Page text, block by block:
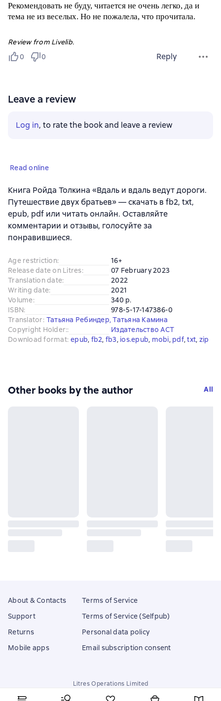
Рекомендовать не буду, читается не очень легко, да и
тема не из веселых. Но не пожалела, что прочитала.
Review from Livelib.
0
0 Reply
Leave a review
Log in, to rate the book and leave a review
Read online
Книга Ройда Толкина «Вдаль и вдаль ведут дороги.
Путешествие двух братьев» — скачать в fb2, txt,
epub, pdf или читать онлайн. Оставляйте
комментарии и отзывы, голосуйте за
понравившиеся.
Age restriction:
16+
Release date on Litres:
07 February 2023
Translation date:
2022
Writing date:
2021
Volume:
340 p.
ISBN:
978-5-17-147386-0
Translator: Татьяна Ребиндер,Татьяна Камина
Copyright Holder::
Издательство АСТ
Download format: epub, fb2, fb3, ios.epub, mobi, pdf, txt, zip
Other books by the author All
About & Contacts
Support
Returns
Mobile apps
Terms of Service
Terms of Service (Selfpub)
Personal data policy
Email subscription consent
Litres Operations Limited